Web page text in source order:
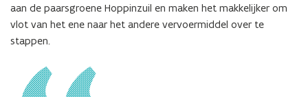
n
i
aan de paarsgroene Hoppinzuil en maken het makkelijker om
vlot van het ene naar het andere vervoermiddel over te
stappen.